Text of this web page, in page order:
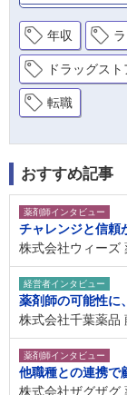
年収
ドラッグスト
転職
おすすめ記事
薬剤師インタビュー
チャレンジと信頼
株式会社ウィー
経営者インタビュー
薬剤師の可能性に
株式会社千葉薬品
薬剤師インタビュー
他職種との連携で
株式会社ザグザ